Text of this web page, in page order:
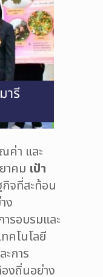
ค่า และ
าคม เป้า
จที่สะท้อน
ง
รอบรมและ
คโนโลยี
การ
งถิ่นอย่าง